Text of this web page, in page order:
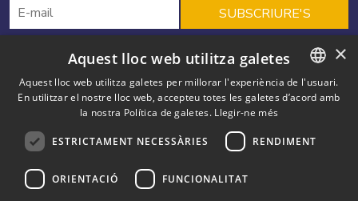
Cairó Productes
Energies Renovables
Eficiència Energètica
Ofertes Solucions Blog
Outlet
Cairó. Av. Salou, 55 AD500 Andorra la Vella Principat d'Andorra
(376) 879 079
SUBSCRIURE'S
CATALAN
×
Aquest lloc web utilitza galetes
Aquest lloc web utilitza galetes per millorar l'experiència de l'usuari.
En utilitzar el nostre lloc web, accepteu totes les galetes d’acord amb
la nostra Política de galetes. Llegir-ne més
ESTRICTAMENT NECESSÀRIES RENDIMENT
ORIENTACIÓ FUNCIONALITAT